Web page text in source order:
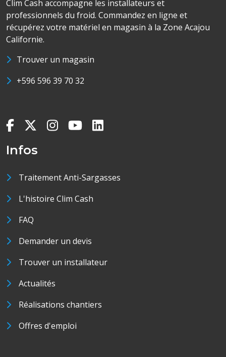
Clim Cash accompagne les installateurs et
professionnels du froid. Commandez en ligne et
récupérez votre matériel en magasin à la Zone Acajou
Californie.
Trouver un magasin
+596 596 39 70 32
Infos
Traitement Anti-Sargasses
L'histoire Clim Cash
FAQ
Demander un devis
Trouver un installateur
Actualités
Réalisations chantiers
Offres d'emploi